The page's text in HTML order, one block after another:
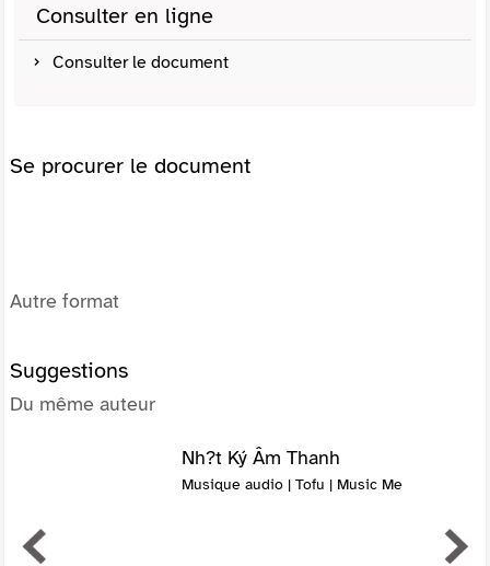
Consulter en ligne
Consulter le document
Se procurer le document
Autre format
Suggestions
Du même auteur
Nh?t Ký Âm Thanh
Musique audio | Tofu | Music Me